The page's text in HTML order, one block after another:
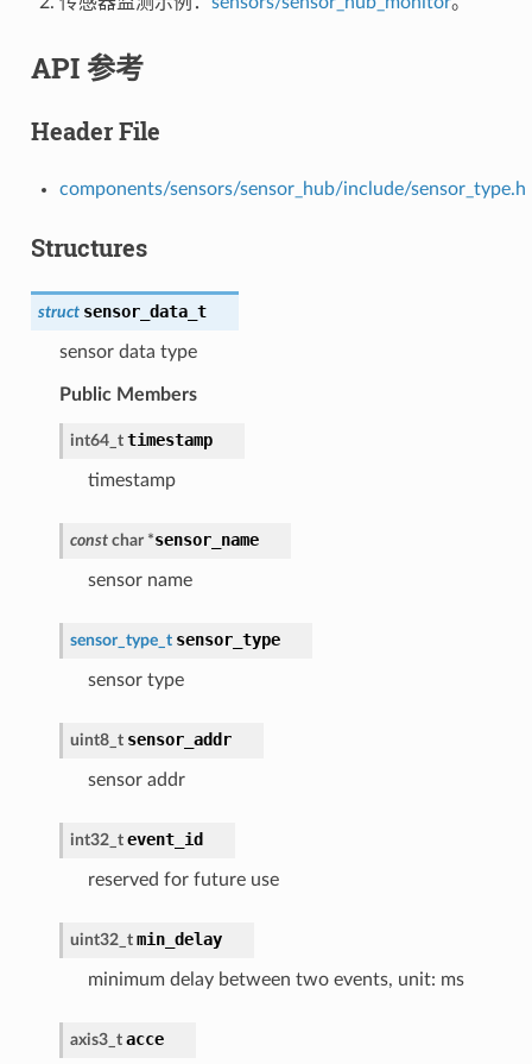
API 参考
Header File
components/sensors/sensor_hub/include/sensor_type.h
Structures
struct sensor_data_t
sensor data type
Public Members
int64_t timestamp
timestamp
const char *sensor_name
sensor name
sensor_type_t sensor_type
sensor type
uint8_t sensor_addr
sensor addr
int32_t event_id
reserved for future use
uint32_t min_delay
minimum delay between two events, unit: ms
axis3_t acce